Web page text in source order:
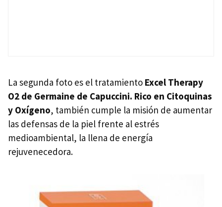
La segunda foto es el tratamiento Excel Therapy
O2 de Germaine de Capuccini. Rico en Citoquinas
y Oxígeno, también cumple la misión de aumentar
las defensas de la piel frente al estrés
medioambiental, la llena de energía
rejuvenecedora.